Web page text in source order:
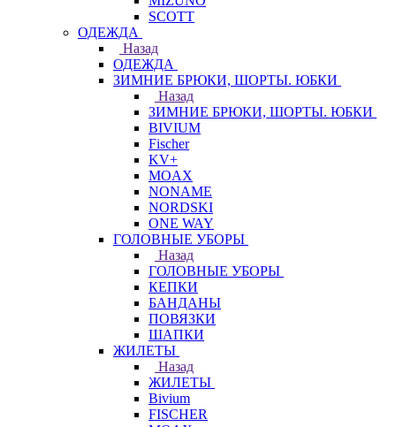
SCOTT
ОДЕЖДА
Назад
ОДЕЖДА
ЗИМНИЕ БРЮКИ, ШОРТЫ. ЮБКИ
Назад
ЗИМНИЕ БРЮКИ, ШОРТЫ. ЮБКИ
BIVIUM
Fischer
KV+
MOAX
NONAME
NORDSKI
ONE WAY
ГОЛОВНЫЕ УБОРЫ
Назад
ГОЛОВНЫЕ УБОРЫ
КЕПКИ
БАНДАНЫ
ПОВЯЗКИ
ШАПКИ
ЖИЛЕТЫ
Назад
ЖИЛЕТЫ
Bivium
FISCHER